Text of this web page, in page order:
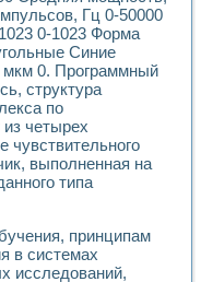
Гц 0-50000
0-1023 Форма
Синие
0. Программный
структура
по
из четырех
чувствительного
выполненная на
типа
принципам
в системах
исследований,